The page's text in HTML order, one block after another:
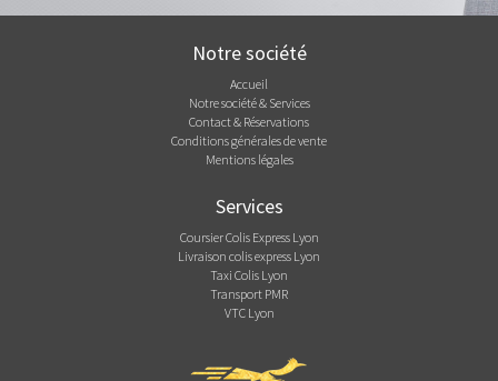
Notre société
Accueil
Notre société & Services
Contact & Réservations
Conditions générales de vente
Mentions légales
Services
Coursier Colis Express Lyon
Livraison colis express Lyon
Taxi Colis Lyon
Transport PMR
VTC Lyon